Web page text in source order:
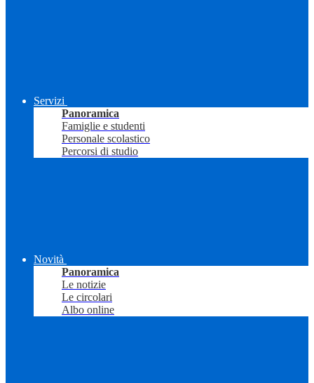
Servizi
Panoramica
Famiglie e studenti
Personale scolastico
Percorsi di studio
Novità
Panoramica
Le notizie
Le circolari
Albo online